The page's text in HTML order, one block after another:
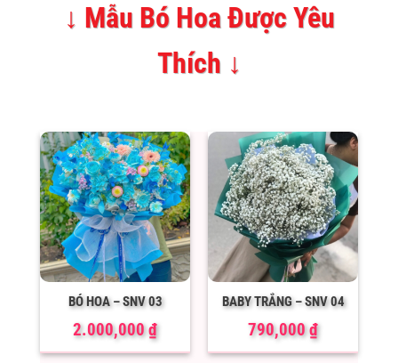
↓ Mẫu Bó Hoa Được Yêu
Thích ↓
BÓ HOA – SNV 03
2.000,000₫
BABY TRẮNG – SNV 04
790,000₫